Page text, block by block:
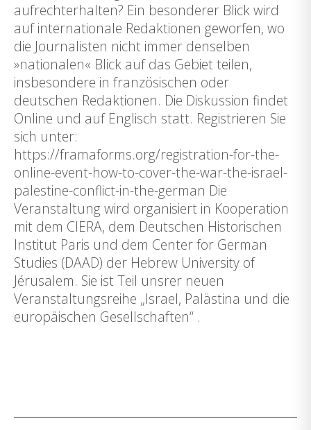
aufrechterhalten? Ein besonderer Blick wird
auf internationale Redaktionen geworfen, wo
die Journalisten nicht immer denselben
»nationalen« Blick auf das Gebiet teilen,
insbesondere in französischen oder
deutschen Redaktionen. Die Diskussion findet
Online und auf Englisch statt. Registrieren Sie
sich unter:
https://framaforms.org/registration-for-the-
online-event-how-to-cover-the-war-the-israel-
palestine-conflict-in-the-german Die
Veranstaltung wird organisiert in Kooperation
mit dem CIERA, dem Deutschen Historischen
Institut Paris und dem Center for German
Studies (DAAD) der Hebrew University of
Jérusalem. Sie ist Teil unsrer neuen
Veranstaltungsreihe „Israel, Palästina und die
europäischen Gesellschaften“ .